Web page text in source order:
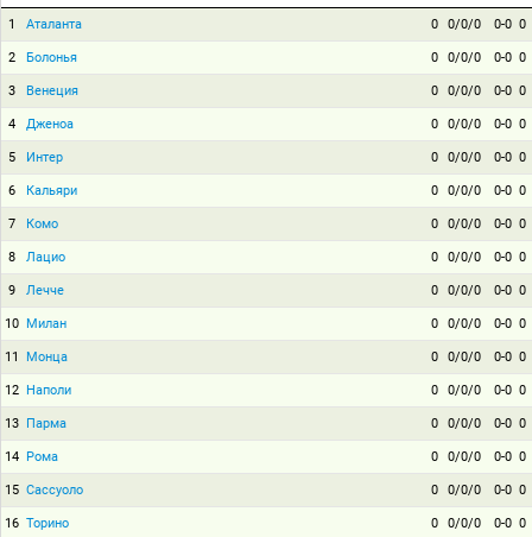
1 Аталанта 0 0/0/0 0-0 0
2 Болонья 0 0/0/0 0-0 0
3 Венеция 0 0/0/0 0-0 0
4 Дженоа 0 0/0/0 0-0 0
5 Интер 0 0/0/0 0-0 0
6 Кальяри 0 0/0/0 0-0 0
7 Комо 0 0/0/0 0-0 0
8 Лацио 0 0/0/0 0-0 0
9 Лечче 0 0/0/0 0-0 0
10 Милан 0 0/0/0 0-0 0
11 Монца 0 0/0/0 0-0 0
12 Наполи 0 0/0/0 0-0 0
13 Парма 0 0/0/0 0-0 0
14 Рома 0 0/0/0 0-0 0
15 Сассуоло 0 0/0/0 0-0 0
16 Торино 0 0/0/0 0-0 0